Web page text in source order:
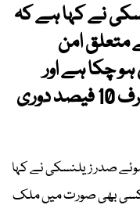
نے کہا ہے کہ
امن
مکمل ہو چکا ہے اور
دونوں فریقین معاہدے سے صرف 10 فیصد دوری
صدر زیلنسکی نے کہا
کسی بھی صورت میں ملک